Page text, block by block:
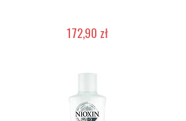
172,90 zł